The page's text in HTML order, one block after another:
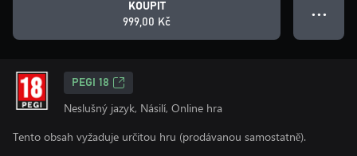
KOUPIT
999,00 Kč
● ● ●
PEGI 18
Neslušný jazyk, Násilí, Online hra
Tento obsah vyžaduje určitou hru (prodávanou samostatně).